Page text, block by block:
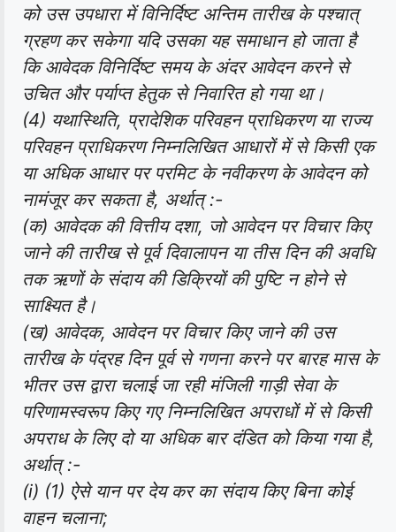
को उस उपधारा में विनिर्दिष्ट अन्तिम तारीख के पश्चात्
ग्रहण कर सकेगा यदि उसका यह समाधान हो जाता है
कि आवेदक विनिर्दिष्ट समय के अंदर आवेदन करने से
उचित और पर्याप्त हेतुक से निवारित हो गया था।
(4) यथास्थिति, प्रादेशिक परिवहन प्राधिकरण या राज्य
परिवहन प्राधिकरण निम्नलिखित आधारों में से किसी एक
या अधिक आधार पर परमिट के नवीकरण के आवेदन को
नामंजूर कर सकता है, अर्थात् :-
(क) आवेदक की वित्तीय दशा, जो आवेदन पर विचार किए
जाने की तारीख से पूर्व दिवालापन या तीस दिन की अवधि
तक ऋणों के संदाय की डिक्रियों की पुष्टि न होने से
साक्ष्यित है।
(ख) आवेदक, आवेदन पर विचार किए जाने की उस
तारीख के पंद्रह दिन पूर्व से गणना करने पर बारह मास के
भीतर उस द्वारा चलाई जा रही मंजिली गाड़ी सेवा के
परिणामस्वरूप किए गए निम्नलिखित अपराधों में से किसी
अपराध के लिए दो या अधिक बार दंडित को किया गया है,
अर्थात् :-
(i) (1) ऐसे यान पर देय कर का संदाय किए बिना कोई
वाहन चलाना;